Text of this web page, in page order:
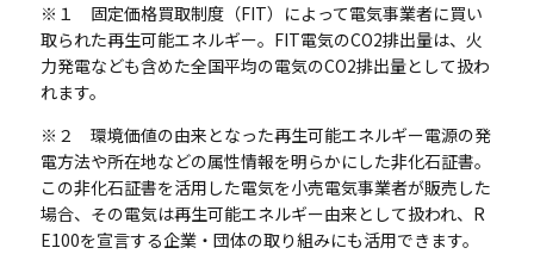
※１ 固定価格買取制度（FIT）によって電気事業者に買い
取られた再生可能エネルギー。FIT電気のCO2排出量は、火
力発電なども含めた全国平均の電気のCO2排出量として扱わ
れます。
※２ 環境価値の由来となった再生可能エネルギー電源の発
電方法や所在地などの属性情報を明らかにした非化石証書。
この非化石証書を活用した電気を小売電気事業者が販売した
場合、その電気は再生可能エネルギー由来として扱われ、R
E100を宣言する企業・団体の取り組みにも活用できます。